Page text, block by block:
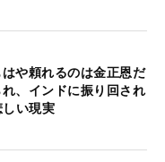
や頼れるのは金正恩だ
、インドに振り回され
しい現実